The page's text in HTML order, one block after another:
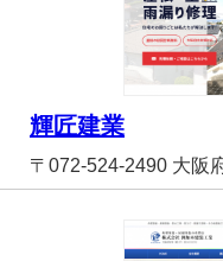
輝匠建業
〒072-524-2490 大阪